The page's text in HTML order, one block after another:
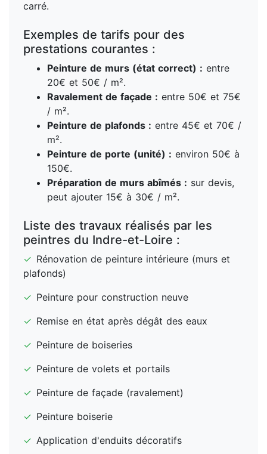
carré.
Exemples de tarifs pour des
prestations courantes :
Peinture de murs (état correct) : entre
20€ et 50€ / m².
Ravalement de façade : entre 50€ et 75€
/ m².
Peinture de plafonds : entre 45€ et 70€ /
m².
Peinture de porte (unité) : environ 50€ à
150€.
Préparation de murs abîmés : sur devis,
peut ajouter 15€ à 30€ / m².
Liste des travaux réalisés par les
peintres du Indre-et-Loire :
✓ Rénovation de peinture intérieure (murs et
plafonds)
✓ Peinture pour construction neuve
✓ Remise en état après dégât des eaux
✓ Peinture de boiseries
✓ Peinture de volets et portails
✓ Peinture de façade (ravalement)
✓ Peinture boiserie
✓ Application d'enduits décoratifs